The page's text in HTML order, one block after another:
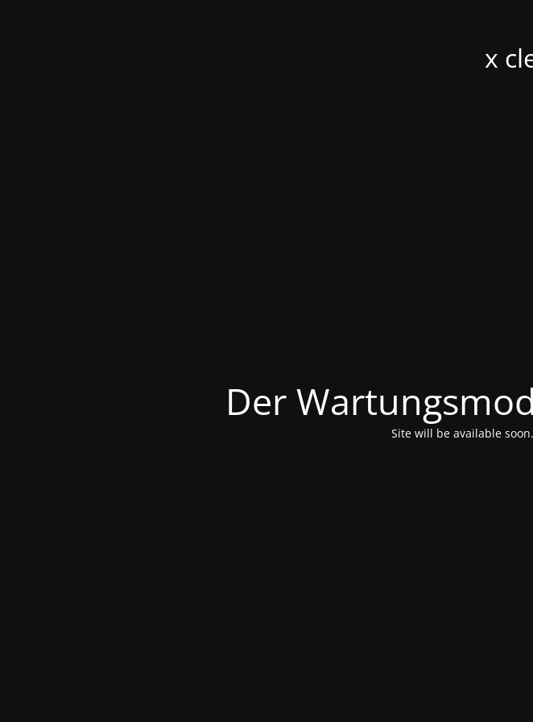
x
Der
Site will be available